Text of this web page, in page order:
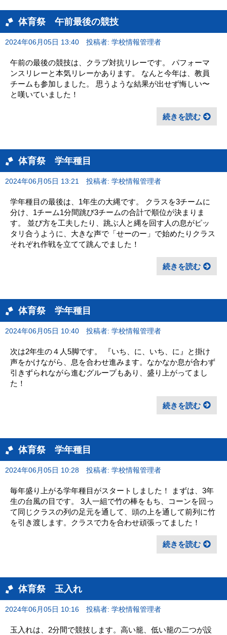
体育祭 午前最後の競技
2024年06月05日 13:40 投稿者: 学校情報管理者
午前の最後の競技は、クラブ対抗リレーです。 パフォーマ
ンスリレーと本気リレーかあります。 なんと今年は、教員
チームも参加しました。 思うような結果が出せず悔しい〜
と嘆いていました！
続きを読む
体育祭 学年種目
2024年06月05日 13:21 投稿者: 学校情報管理者
学年種目の最後は、1年生の大縄です。 クラスを3チームに
分け、1チーム1分間跳び3チームの合計で順位が決まりま
す。 並び方を工夫したり、跳ぶ人と縄を回す人の息がピッ
タリ合うように、大きな声で「せーのー」で始めたりクラス
それぞれ作戦を立てて跳んでました！
続きを読む
体育祭 学年種目
2024年06月05日 10:40 投稿者: 学校情報管理者
次は2年生の４人5脚です。 『いち、に、いち、に』と掛け
声をかけながら、息を合わせ進みます。なかなか息が合わず
引きずられながら進むグループもあり、盛り上がってまし
た！
続きを読む
体育祭 学年種目
2024年06月05日 10:28 投稿者: 学校情報管理者
毎年盛り上がる学年種目がスタートしました！ まずは、3年
生の台風の目です。 3人一組で竹の棒をもち、コーンを回っ
て同じクラスの列の足元を通して、頭の上を通して前列に竹
を引き渡します。クラスで力を合わせ頑張ってました！
続きを読む
体育祭 玉入れ
2024年06月05日 10:16 投稿者: 学校情報管理者
玉入れは、2分間で競技します。高い籠、低い籠の二つが設